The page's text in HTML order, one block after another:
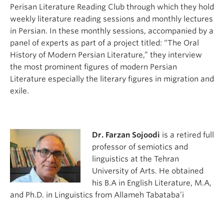
Perisan Literature Reading Club through which they hold
weekly literature reading sessions and monthly lectures
in Persian. In these monthly sessions, accompanied by a
panel of experts as part of a project titled: “The Oral
History of Modern Persian Literature,” they interview
the most prominent figures of modern Persian
Literature especially the literary figures in migration and
exile.
Dr. Farzan Sojoodi is a retired full
professor of semiotics and
linguistics at the Tehran
University of Arts. He obtained
his B.A in English Literature, M.A,
and Ph.D. in Linguistics from Allameh Tabataba’i